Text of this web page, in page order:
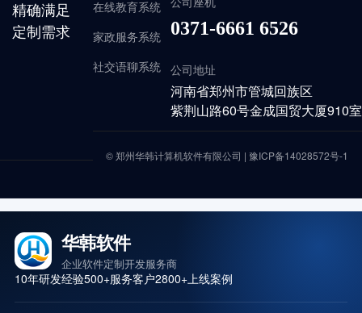
精确满足
定制需求
在线教育系统
家政服务系统
社交语聊系统
0371-6661 6526
公司地址
河南省郑州市管城回族区
紫荆山路60号金成国贸大厦910室
© 郑州华韩计算机软件有限公司 |豫ICP备14028572号-1
华韩软件
企业软件定制开发服务商
10年研发经验500+服务客户2800+上线案例